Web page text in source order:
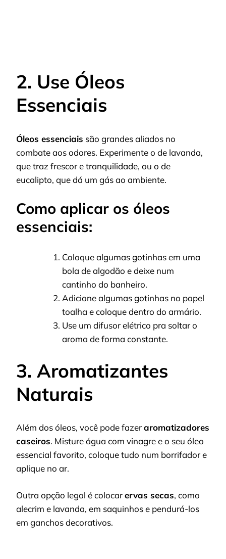
2. Use Óleos
Essenciais
Óleos essenciais são grandes aliados no
combate aos odores. Experimente o de lavanda,
que traz frescor e tranquilidade, ou o de
eucalipto, que dá um gás ao ambiente.
Como aplicar os óleos
essenciais:
Coloque algumas gotinhas em uma
bola de algodão e deixe num
cantinho do banheiro.
Adicione algumas gotinhas no papel
toalha e coloque dentro do armário.
Use um difusor elétrico pra soltar o
aroma de forma constante.
3. Aromatizantes
Naturais
Além dos óleos, você pode fazeraromatizadores
caseiros. Misture água com vinagre e o seu óleo
essencial favorito, coloque tudo num borrifador e
aplique no ar.
Outra opção legal é colocarervas secas, como
alecrim e lavanda, em saquinhos e pendurá-los
em ganchos decorativos.